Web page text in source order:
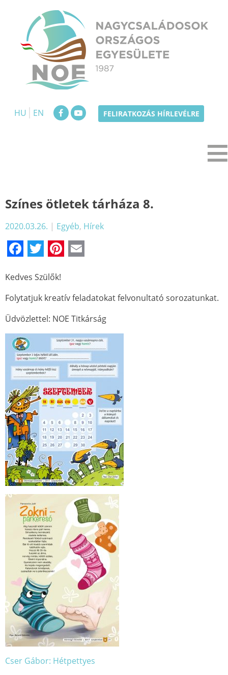
content
HU
EN FELIRATKOZÁS HÍRLEVÉLRE
Színes ötletek tárháza 8.
2020.03.26. | Egyéb, Hírek
Facebook
TwitterPinterest
Kedves Szülők!
Folytatjuk kreatív feladatokat felvonultató sorozatunkat.
Üdvözlettel: NOE Titkárság
Cser Gábor: Hétpettyes